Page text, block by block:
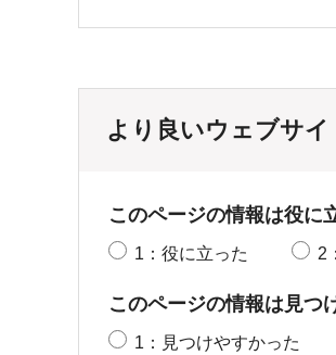
より良いウェブサ
このページの情報は役に
1：役に立った 2
このページの情報は見つ
1：見つけやすかった